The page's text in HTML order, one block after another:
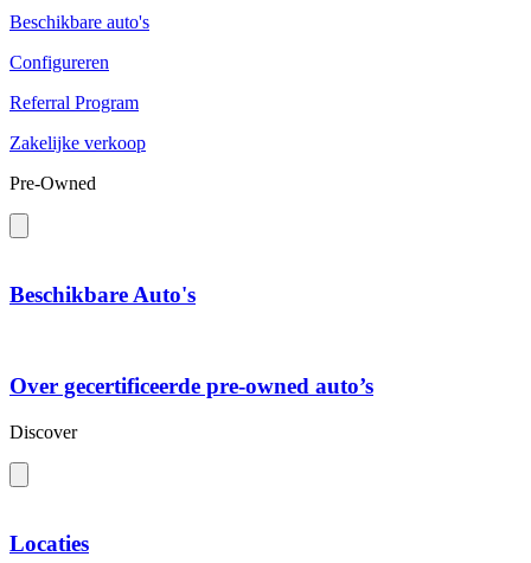
Beschikbare auto's
Configureren
Referral Program
Zakelijke verkoop
Pre-Owned
Beschikbare Auto's
Over gecertificeerde pre-owned auto’s
Discover
Locaties